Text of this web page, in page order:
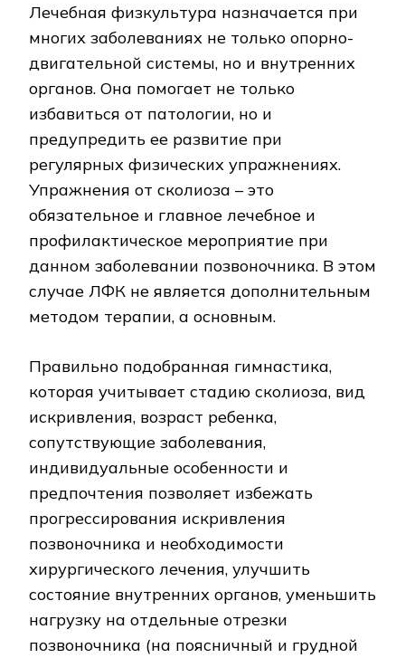
Лечебная физкультура назначается при
многих заболеваниях не только опорно-
двигательной системы, но и внутренних
органов. Она помогает не только
избавиться от патологии, но и
предупредить ее развитие при
регулярных физических упражнениях.
Упражнения от сколиоза – это
обязательное и главное лечебное и
профилактическое мероприятие при
данном заболевании позвоночника. В этом
случае ЛФК не является дополнительным
методом терапии, а основным.
Правильно подобранная гимнастика,
которая учитывает стадию сколиоза, вид
искривления, возраст ребенка,
сопутствующие заболевания,
индивидуальные особенности и
предпочтения позволяет избежать
прогрессирования искривления
позвоночника и необходимости
хирургического лечения, улучшить
состояние внутренних органов, уменьшить
нагрузку на отдельные отрезки
позвоночника (на поясничный и грудной